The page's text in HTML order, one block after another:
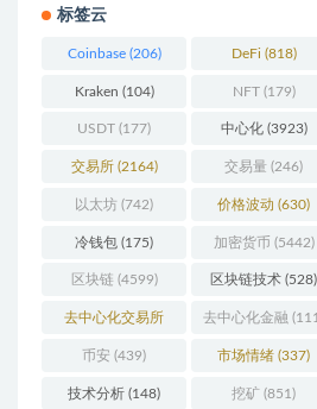
标签云
Coinbase(206) DeFi (818)
Kraken (104) NFT(179)
USDT (177) 中心化(3923)
交易所(2164) 交易量 (246)
以太坊 (742) 价格波动 (630)
冷钱包 (175) 加密货币 (5442)
区块链(4599) 区块链技术 (528)
去中心化交易所
(197)
去中心化金融
币安 (439) 市场情绪 (337)
技术分析 (148) 挖矿 (851)